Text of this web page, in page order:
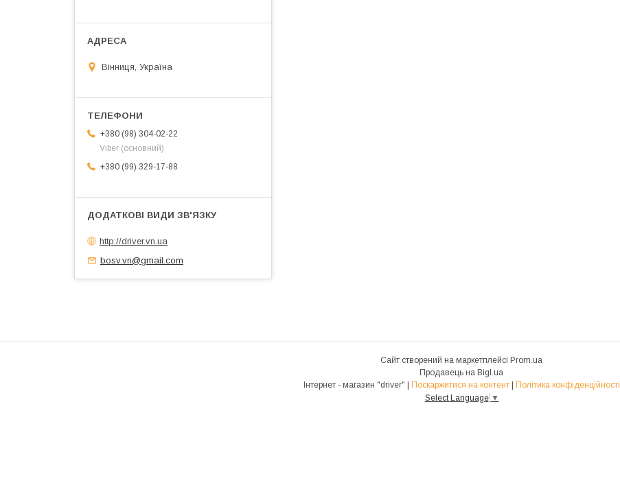
Вінниця, Україна
+380 (98) 304-02-22
Viber (основний)
+380 (99) 329-17-88
http://driver.vn.ua
bosv.vn@gmail.com
Сайт створений на маркетплейсі Prom.ua
Продавець на Bigl.ua
Інтернет - магазин "driver" | Поскаржитися на контент | Політика конфіденційності
Select Language ▼